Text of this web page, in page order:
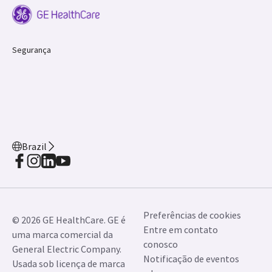
Segurança
Brazil
© 2026 GE HealthCare. GE é
uma marca comercial da
General Electric Company.
Usada sob licença de marca
Preferências de cookies
Entre em contato
conosco
Notificação de eventos